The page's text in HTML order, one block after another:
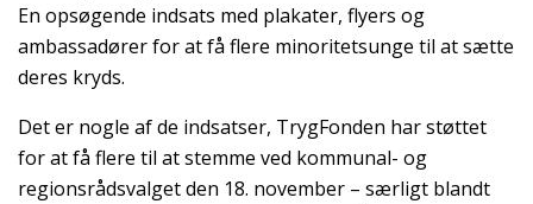
En opsøgende indsats med plakater, flyers og
ambassadører for at få flere minoritetsunge til at sætte
deres kryds.
Det er nogle af de indsatser, TrygFonden har støttet
for at få flere til at stemme ved kommunal- og
regionsrådsvalget den 18. november – særligt blandt